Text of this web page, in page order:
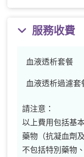
服務收費
血液透析套餐
血液透析過濾套
請注意：
以上費用包括基
藥物（抗凝血劑
不包括特別藥物